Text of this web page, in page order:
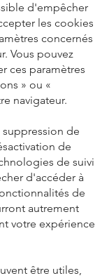
d'empêcher
les cookies
concernés
Vous pouvez
ces paramètres
» ou «
navigateur.
de
de
de suivi
d'accéder à
de
autrement
votre expérience
être utiles,